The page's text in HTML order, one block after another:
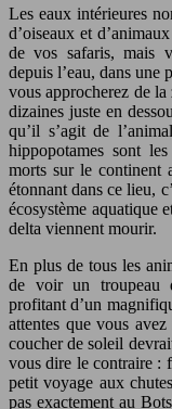
Les eaux intérieures
d’oiseaux et
de vos safaris, mais
depuis l’eau, dans une
vous approcherez de
dizaines juste en
qu’il s’agit de
hippopotames sont
morts sur le continent
étonnant dans ce lieu,
écosystème aquatique
delta viennent mourir.
En plus de tous les
de voir un troupeau
profitant d’un
attentes que vous
coucher de soleil
vous dire le contraire :
petit voyage aux
pas exactement au